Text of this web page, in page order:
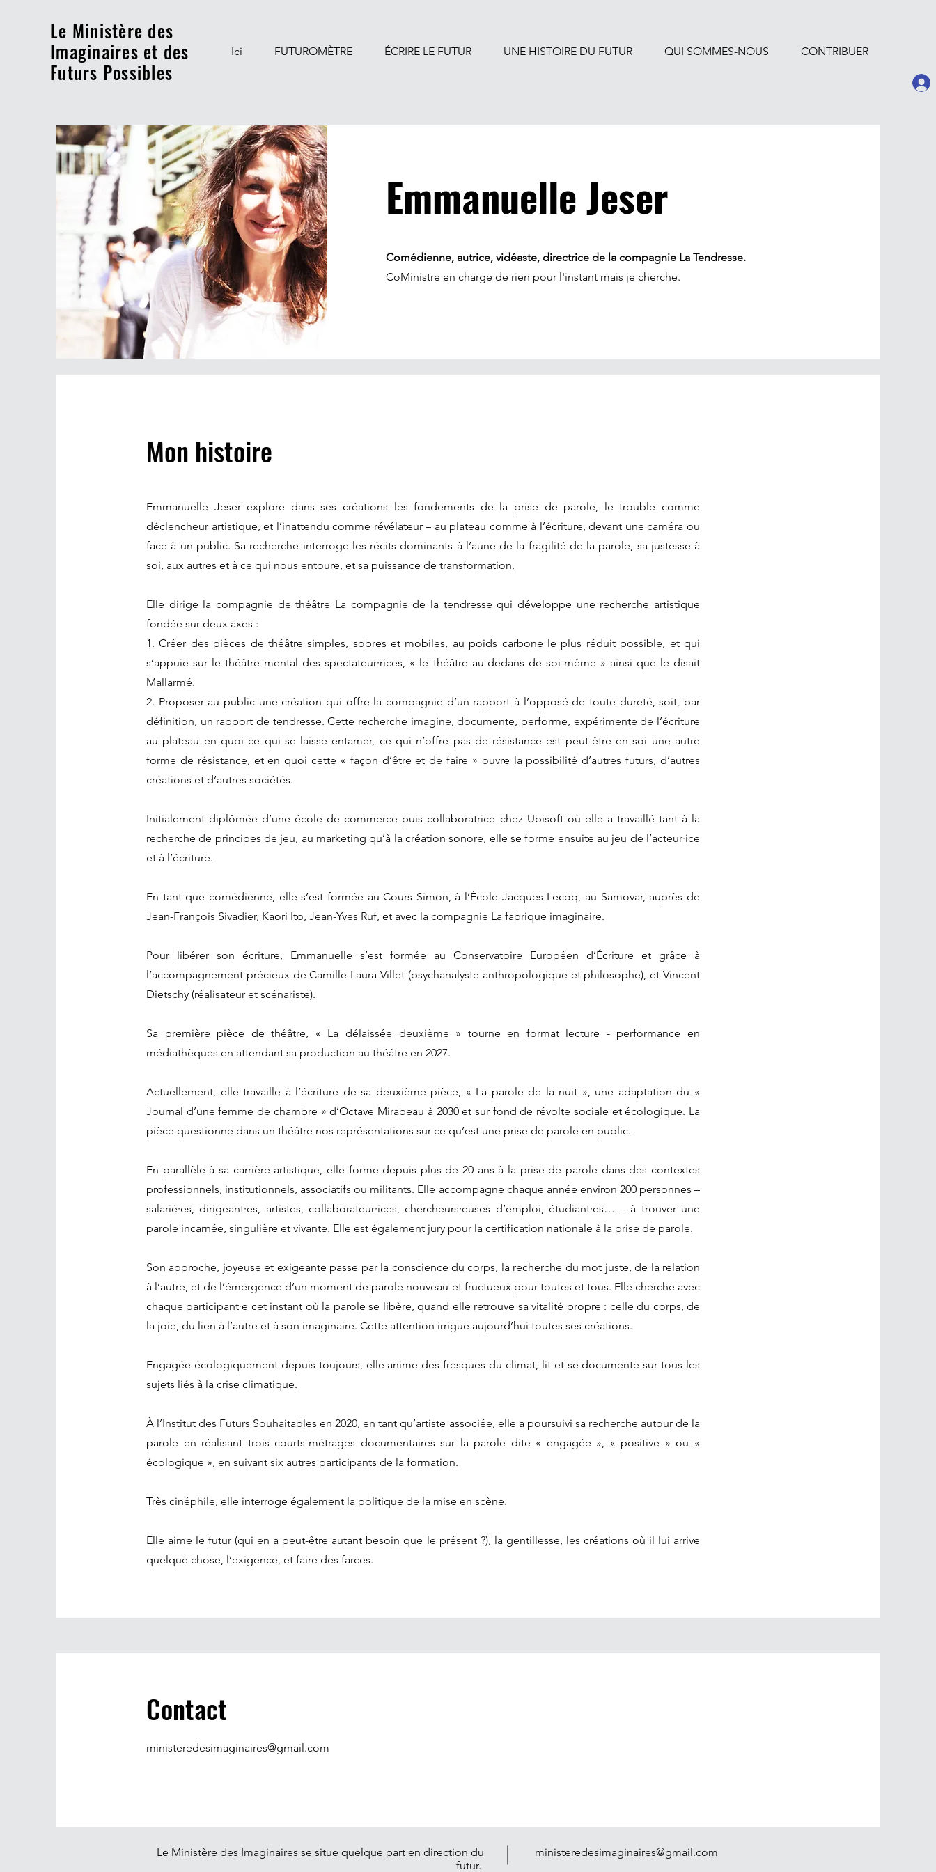
Le Ministère des
Imaginaires et des
Futurs Possibles
Ici FUTUROMÈTRE ÉCRIRE LE FUTUR UNE HISTOIRE DU FUTUR QUI SOMMES-NOUS CONTRIBUER
Emmanuelle Jeser
Comédienne, autrice, vidéaste, directrice de la compagnie La Tendresse.
CoMinistre en charge de rien pour l'instant mais je cherche.
Mon histoire
Emmanuelle Jeser explore dans ses créations les fondements de la prise de parole, le trouble comme
déclencheur artistique, et l’inattendu comme révélateur – au plateau comme à l’écriture, devant une caméra ou
face à un public. Sa recherche interroge les récits dominants à l’aune de la fragilité de la parole, sa justesse à
soi, aux autres et à ce qui nous entoure, et sa puissance de transformation.
Elle dirige la compagnie de théâtre La compagnie de la tendresse qui développe une recherche artistique
fondée sur deux axes :
1. Créer des pièces de théâtre simples, sobres et mobiles, au poids carbone le plus réduit possible, et qui
s’appuie sur le théâtre mental des spectateur·rices, « le théâtre au-dedans de soi-même » ainsi que le disait
Mallarmé.
2. Proposer au public une création qui offre la compagnie d’un rapport à l’opposé de toute dureté, soit, par
définition, un rapport de tendresse. Cette recherche imagine, documente, performe, expérimente de l’écriture
au plateau en quoi ce qui se laisse entamer, ce qui n’offre pas de résistance est peut-être en soi une autre
forme de résistance, et en quoi cette « façon d’être et de faire » ouvre la possibilité d’autres futurs, d’autres
créations et d’autres sociétés.
Initialement diplômée d’une école de commerce puis collaboratrice chez Ubisoft où elle a travaillé tant à la
recherche de principes de jeu, au marketing qu’à la création sonore, elle se forme ensuite au jeu de l’acteur·ice
et à l’écriture.
En tant que comédienne, elle s’est formée au Cours Simon, à l’École Jacques Lecoq, au Samovar, auprès de
Jean-François Sivadier, Kaori Ito, Jean-Yves Ruf, et avec la compagnie La fabrique imaginaire.
Pour libérer son écriture, Emmanuelle s’est formée au Conservatoire Européen d’Écriture et grâce à
l’accompagnement précieux de Camille Laura Villet (psychanalyste anthropologique et philosophe), et Vincent
Dietschy (réalisateur et scénariste).
Sa première pièce de théâtre, « La délaissée deuxième » tourne en format lecture - performance en
médiathèques en attendant sa production au théâtre en 2027.
Actuellement, elle travaille à l’écriture de sa deuxième pièce, « La parole de la nuit », une adaptation du «
Journal d’une femme de chambre » d’Octave Mirabeau à 2030 et sur fond de révolte sociale et écologique. La
pièce questionne dans un théâtre nos représentations sur ce qu’est une prise de parole en public.
En parallèle à sa carrière artistique, elle forme depuis plus de 20 ans à la prise de parole dans des contextes
professionnels, institutionnels, associatifs ou militants. Elle accompagne chaque année environ 200 personnes –
salarié·es, dirigeant·es, artistes, collaborateur·ices, chercheurs·euses d’emploi, étudiant·es… – à trouver une
parole incarnée, singulière et vivante. Elle est également jury pour la certification nationale à la prise de parole.
Son approche, joyeuse et exigeante passe par la conscience du corps, la recherche du mot juste, de la relation
à l’autre, et de l’émergence d’un moment de parole nouveau et fructueux pour toutes et tous. Elle cherche avec
chaque participant·e cet instant où la parole se libère, quand elle retrouve sa vitalité propre : celle du corps, de
la joie, du lien à l’autre et à son imaginaire. Cette attention irrigue aujourd’hui toutes ses créations.
Engagée écologiquement depuis toujours, elle anime des fresques du climat, lit et se documente sur tous les
sujets liés à la crise climatique.
À l’Institut des Futurs Souhaitables en 2020, en tant qu’artiste associée, elle a poursuivi sa recherche autour de la
parole en réalisant trois courts-métrages documentaires sur la parole dite « engagée », « positive » ou «
écologique », en suivant six autres participants de la formation.
Très cinéphile, elle interroge également la politique de la mise en scène.
Elle aime le futur (qui en a peut-être autant besoin que le présent ?), la gentillesse, les créations où il lui arrive
quelque chose, l’exigence, et faire des farces.
Contact
ministeredesimaginaires@gmail.com
Le Ministère des Imaginaires se situe quelque part en direction du
futur.
ministeredesimaginaires@gmail.com